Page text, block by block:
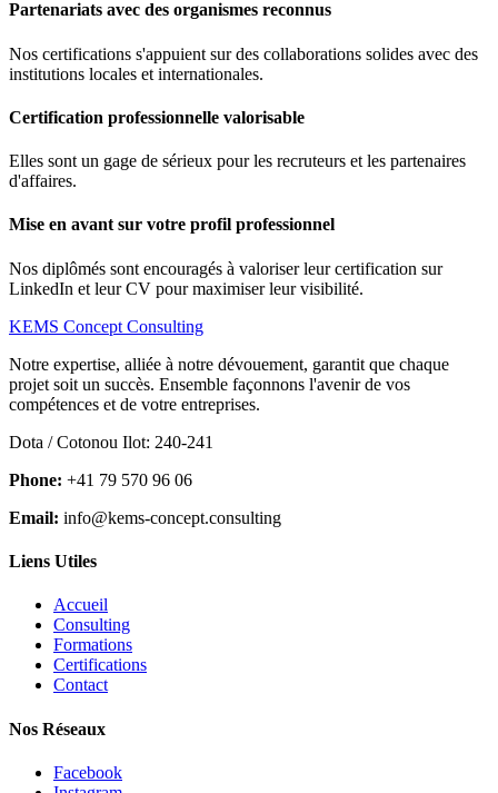
Partenariats avec des organismes reconnus
Nos certifications s'appuient sur des collaborations solides avec des
institutions locales et internationales.
Certification professionnelle valorisable
Elles sont un gage de sérieux pour les recruteurs et les partenaires
d'affaires.
Mise en avant sur votre profil professionnel
Nos diplômés sont encouragés à valoriser leur certification sur
LinkedIn et leur CV pour maximiser leur visibilité.
KEMS Concept Consulting
Notre expertise, alliée à notre dévouement, garantit que chaque
projet soit un succès. Ensemble façonnons l'avenir de vos
compétences et de votre entreprises.
Dota / Cotonou Ilot: 240-241
Phone: +41 79 570 96 06
Email: info@kems-concept.consulting
Liens Utiles
Accueil
Consulting
Formations
Certifications
Contact
Nos Réseaux
Facebook